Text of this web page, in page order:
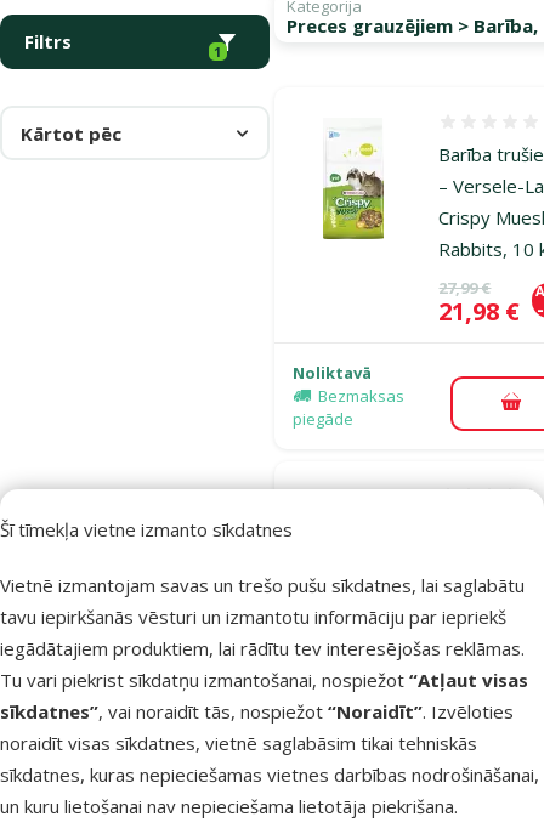
Šī tīmekļa vietne izmanto sīkdatnes
Vietnē izmantojam savas un trešo pušu sīkdatnes, lai saglabātu
tavu iepirkšanās vēsturi un izmantotu informāciju par iepriekš
iegādātajiem produktiem, lai rādītu tev interesējošas reklāmas.
Tu vari piekrist sīkdatņu izmantošanai, nospiežot “Atļaut visas
sīkdatnes”, vai noraidīt tās, nospiežot “Noraidīt”. Izvēloties
noraidīt visas sīkdatnes, vietnē saglabāsim tikai tehniskās
sīkdatnes, kuras nepieciešamas vietnes darbības nodrošināšanai,
un kuru lietošanai nav nepieciešama lietotāja piekrišana.
Filtrs 1
Kategorija
Preces grauzējiem >
Kārtot pēc
Barība
– Versele-
Crispy
Rabbits, 10
Oriģinālā
27,99 €
Cena
21,98 €
Noliktavā
Bezmaksas
piegāde
Nature Land
Meadow
with
cornflower,
g
Oriģinālā
3,99 €
Cena
2,98 € -